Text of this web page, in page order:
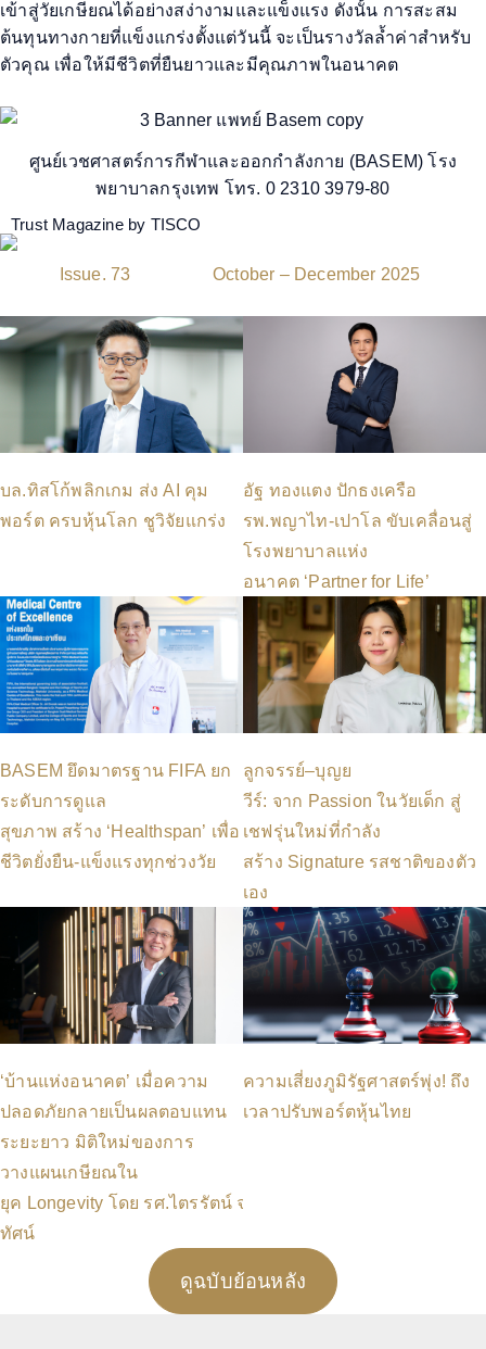
เข้าสู่วัยเกษียณได้อย่างสง่างามและแข็งแรง ดังนั้น การสะสม
ต้นทุนทางกายที่แข็งแกร่งตั้งแต่วันนี้ จะเป็นรางวัลล้ำค่าสำหรับ
ตัวคุณ เพื่อให้มีชีวิตที่ยืนยาวและมีคุณภาพในอนาคต
ศูนย์เวชศาสตร์การกีฬาและออกกำลังกาย (BASEM) โรง
พยาบาลกรุงเทพ โทร. 0 2310 3979-80
Trust Magazine by TISCO
Issue. 73 October – December 2025
บล.ทิสโก้พลิกเกม ส่ง AI คุม
พอร์ต ครบหุ้นโลก ชูวิจัยแกร่ง
อัฐ ทองแตง ปักธงเครือ
รพ.พญาไท-เปาโล ขับเคลื่อนสู่
โรงพยาบาลแห่ง
อนาคต ‘Partner for Life’
BASEM ยึดมาตรฐาน FIFA ยก
ระดับการดูแล
สุขภาพ สร้าง ‘Healthspan’ เพื่อ
ชีวิตยั่งยืน-แข็งแรงทุกช่วงวัย
ลูกจรรย์–บุญย
วีร์: จาก Passion ในวัยเด็ก สู่
เชฟรุ่นใหม่ที่กำลัง
สร้าง Signature รสชาติของตัว
เอง
‘บ้านแห่งอนาคต’ เมื่อความ
ปลอดภัยกลายเป็นผลตอบแทน
ระยะยาว มิติใหม่ของการ
วางแผนเกษียณใน
ยุค Longevity โดย รศ.ไตรรัตน์ จารุ
ทัศน์
ความเสี่ยงภูมิรัฐศาสตร์พุ่ง! ถึง
เวลาปรับพอร์ตหุ้นไทย
ดูฉบับย้อนหลัง